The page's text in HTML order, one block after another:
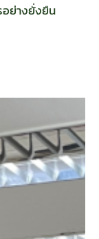
ย่างยั่งยืน